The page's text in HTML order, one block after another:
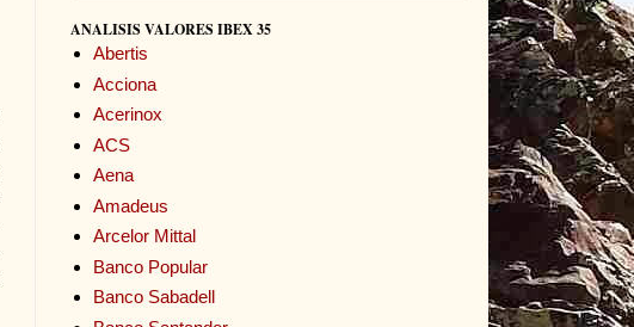
ANALISIS VALORES IBEX 35
Abertis
Acciona
Acerinox
ACS
Aena
Amadeus
Arcelor Mittal
Banco Popular
Banco Sabadell